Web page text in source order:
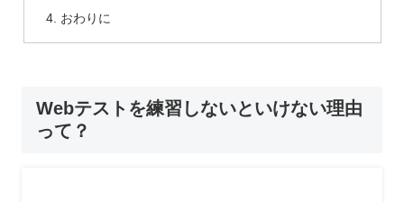
おわりに
Webテストを練習しないといけない理由
って？